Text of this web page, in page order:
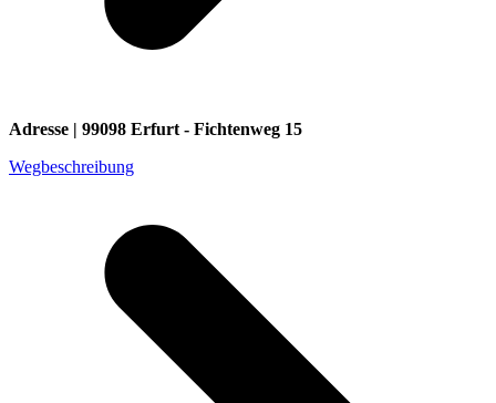
Adresse | 99098 Erfurt - Fichtenweg 15
Wegbeschreibung